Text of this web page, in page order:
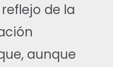
de la
aunque